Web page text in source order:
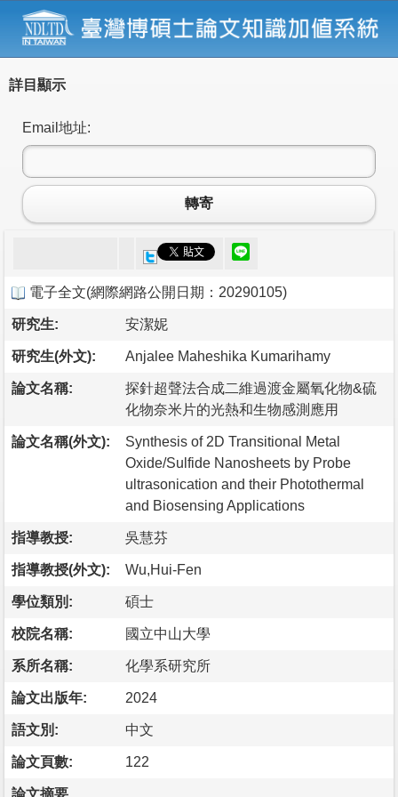
詳目顯示
Email地址:
轉寄
電子全文(網際網路公開日期：20290105)
研究生: 安潔妮
研究生(外文): Anjalee Maheshika Kumarihamy
論文名稱:
探針超聲法合成二維過渡金屬氧化物&硫
化物奈米片的光熱和生物感測應用
論文名稱(外文):
Synthesis of 2D Transitional Metal
Oxide/Sulfide Nanosheets by Probe
ultrasonication and their Photothermal
and Biosensing Applications
指導教授: 吳慧芬
指導教授(外文): Wu,Hui-Fen
學位類別: 碩士
校院名稱: 國立中山大學
系所名稱: 化學系研究所
論文出版年: 2024
語文別: 中文
論文頁數: 122
論文摘要